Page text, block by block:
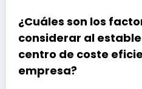
¿Cuáles son los
considerar al
centro de coste
empresa?